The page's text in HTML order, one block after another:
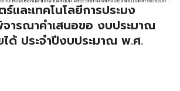
และเทคโนโลยีการประมง
ารณาคำเสนอขอ งบประมาณ
ได้ ประจำปีงบประมาณ พ.ศ.